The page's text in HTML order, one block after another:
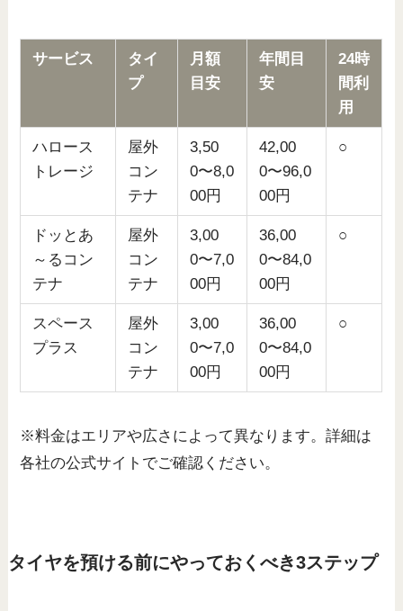
サービス
タイ
プ
月額
目安
年間目
安
24時
間利
用
ハロース
トレージ
屋外
コン
テナ
3,50
0〜8,0
00円
42,00
0〜96,0
00円
○
ドッとあ
～るコン
テナ
屋外
コン
テナ
3,00
0〜7,0
00円
36,00
0〜84,0
00円
○
スペース
プラス
屋外
コン
テナ
3,00
0〜7,0
00円
36,00
0〜84,0
00円
○
※料金はエリアや広さによって異なります。詳細は
各社の公式サイトでご確認ください。
タイヤを預ける前にやっておくべき3ステップ